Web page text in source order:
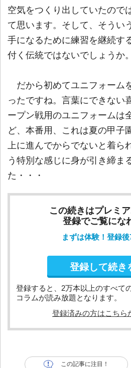
空気をつくり出していたので
て思います。そして、そうい
手になるために練習を継続す
付く伝統ではないでしょうか。
だから初めてユニフォーム
ったですね。言葉にできない
ープン戦用のユニフォームは
ど、本番用、これは夏の甲子
上に進んでからでないと着ら
う特別な感じに身が引き締ま
た・・・
この続きはプレミ
登録でご覧にな
まずは体験！登録
登録して続き
登録すると、2万本以上のすべて
コラムが読み放題となります。
登録済みの方はこちら
この記事に注目！